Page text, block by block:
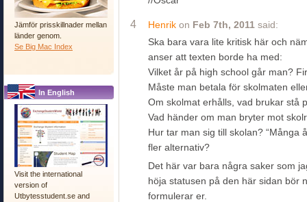
Jämför prisskillnader mellan
länder genom.
Se Big Mac Index
In English
Visit the international
version of
Utbytesstudent.se and
4 Henrik on Feb 7th, 2011 said:
Ska bara vara lite kritisk här och
anser att texten borde ha med:
Vilket år på high school går man?
Måste man betala för skolmaten
Om skolmat erhålls, vad brukar stå
Vad händer om man bryter mot
Hur tar man sig till skolan? “Många
fler alternativ?
Det här var bara några saker som
höja statusen på den här sidan bör
formulerar er.